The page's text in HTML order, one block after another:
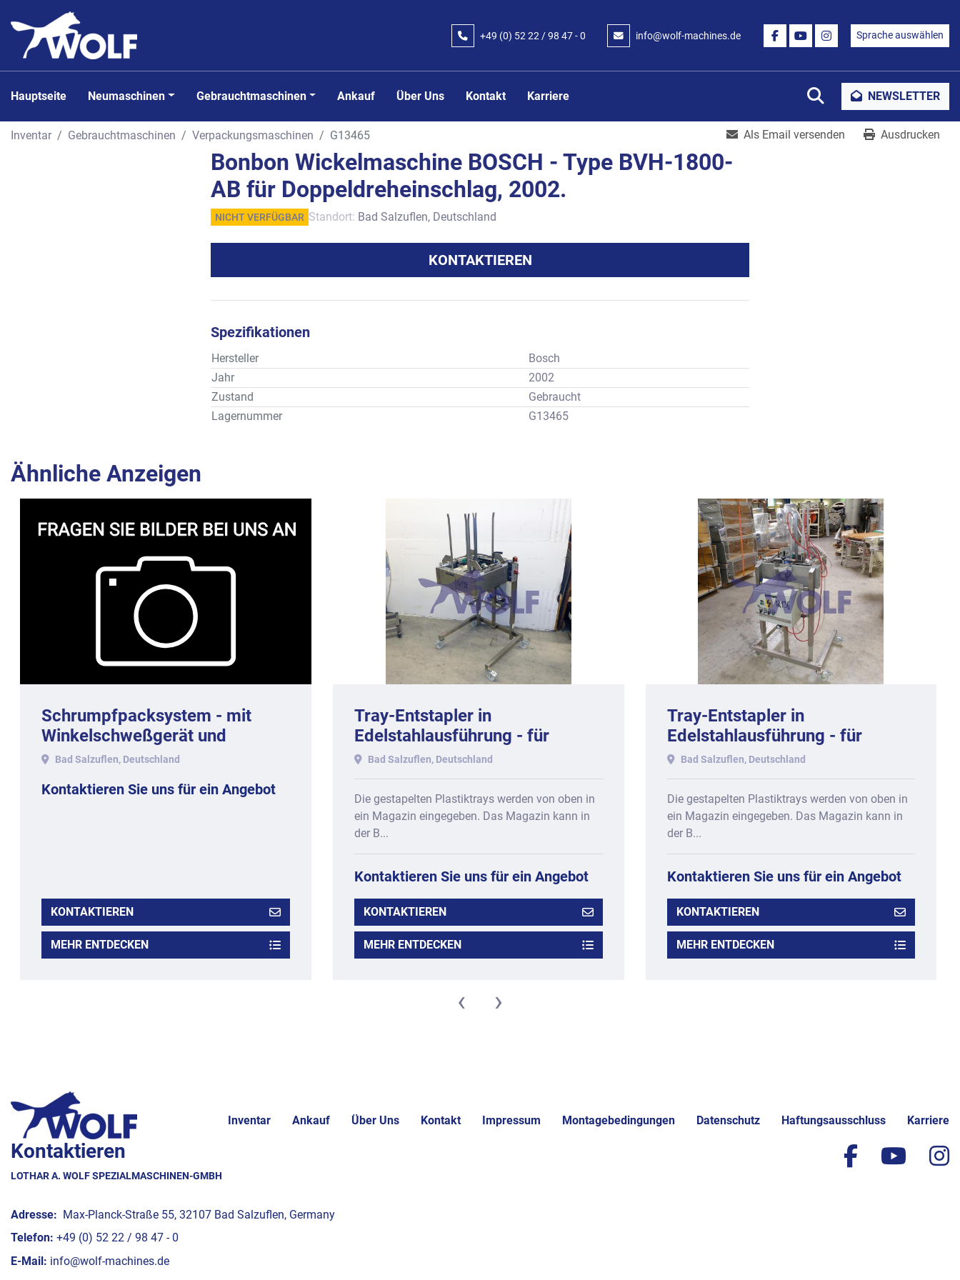
+49 (0) 52 22 / 98 47 - 0 info@wolf-machines.de
FACEBOOK
YOUTUBEINSTAGRAM
Sprache auswählen
Hauptseite Neumaschinen Gebrauchtmaschinen Ankauf Über Uns Kontakt Karriere SucheNEWSLETTER
Inventar Gebrauchtmaschinen Verpackungsmaschinen G13465 Als Email versenden Ausdrucken
Bonbon Wickelmaschine BOSCH - Type BVH-1800-
AB für Doppeldreheinschlag, 2002.
NICHT VERFÜGBAR Standort: Bad Salzuflen, Deutschland
KONTAKTIEREN
Spezifikationen
Hersteller
Bosch
Jahr
2002
Zustand
Gebraucht
Lagernummer
G13465
Ähnliche Anzeigen
Schrumpfpacksystem - mit
Winkelschweßgerät und
Schrumpftunnel.
Bad Salzuflen, Deutschland
Kontaktieren Sie uns für ein Angebot
KONTAKTIEREN
MEHR ENTDECKEN
Tray-Entstapler in
Edelstahlausführung - für
rechteckige Produkttrays aus
Kunststoff.
Bad Salzuflen, Deutschland
Die gestapelten Plastiktrays werden von oben in
ein Magazin eingegeben. Das Magazin kann in
der B...
Kontaktieren Sie uns für ein Angebot
KONTAKTIEREN
MEHR ENTDECKEN
Tray-Entstapler in
Edelstahlausführung - für
rechteckige Produkttrays aus
Kunststoff.
Bad Salzuflen, Deutschland
Die gestapelten Plastiktrays werden von oben in
ein Magazin eingegeben. Das Magazin kann in
der B...
Kontaktieren Sie uns für ein Angebot
KONTAKTIEREN
MEHR ENTDECKEN
‹ ›
Inventar Ankauf Über Uns Kontakt Impressum Montagebedingungen Datenschutz Haftungsausschluss Karriere
Kontaktieren
LOTHAR A. WOLF SPEZIALMASCHINEN-GMBH
Adresse: Max-Planck-Straße 55, 32107 Bad Salzuflen, Germany
Telefon: +49 (0) 52 22 / 98 47 - 0
E-Mail: info@wolf-machines.de
facebook